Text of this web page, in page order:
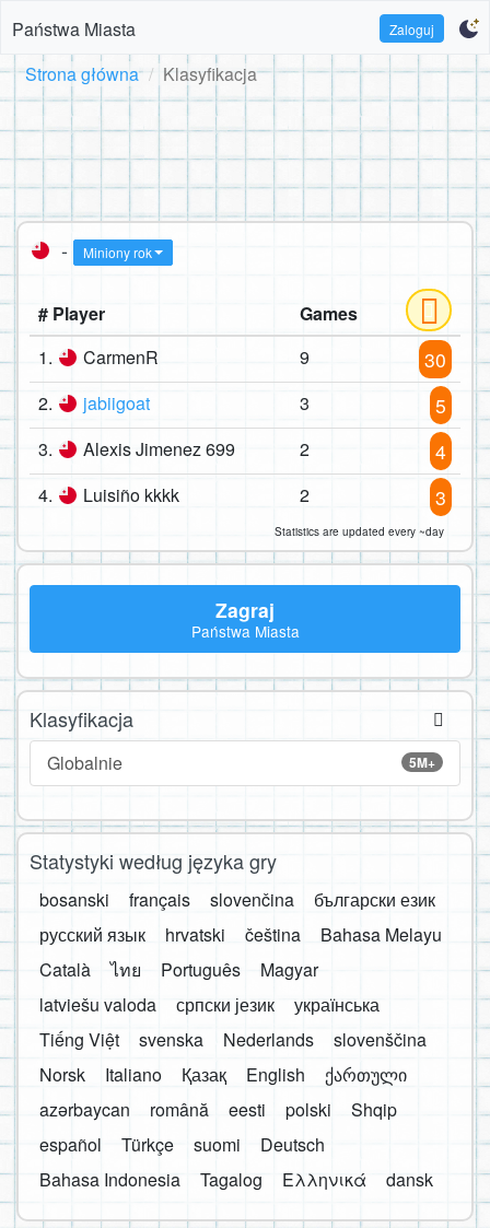
Państwa Miasta Zaloguj
Strona główna Klasyfikacja
- Miniony rok
# Player
Games
1.
CarmenR 9 30
2. jabiigoat 3 5
3. Alexis Jimenez 699 2 4
4. Luisiño kkkk 2 3
Statistics are updated every ~day
Zagraj
Państwa Miasta
Klasyfikacja
5M+
Globalnie
Statystyki według języka gry
bosanski français slovenčina
български език
русский язык
hrvatski čeština
Bahasa Melayu
Català
ไทย Português
Magyar
latviešu valoda
српски језик
українська
Tiếng Việt
svenska Nederlands
slovenščina
Norsk
Italiano Қазақ English
ქართული
azərbaycan
română eesti polski
Shqip
español
Türkçe suomi
Deutsch
Bahasa Indonesia
Tagalog Ελληνικά dansk